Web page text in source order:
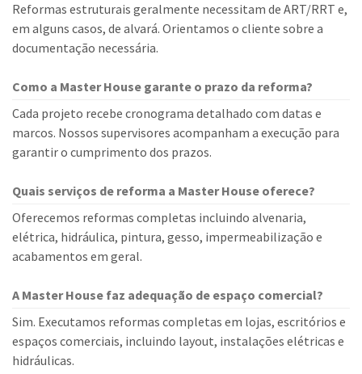
Reformas estruturais geralmente necessitam de ART/RRT e,
em alguns casos, de alvará. Orientamos o cliente sobre a
documentação necessária.
Como a Master House garante o prazo da reforma?
Cada projeto recebe cronograma detalhado com datas e
marcos. Nossos supervisores acompanham a execução para
garantir o cumprimento dos prazos.
Quais serviços de reforma a Master House oferece?
Oferecemos reformas completas incluindo alvenaria,
elétrica, hidráulica, pintura, gesso, impermeabilização e
acabamentos em geral.
A Master House faz adequação de espaço comercial?
Sim. Executamos reformas completas em lojas, escritórios e
espaços comerciais, incluindo layout, instalações elétricas e
hidráulicas.